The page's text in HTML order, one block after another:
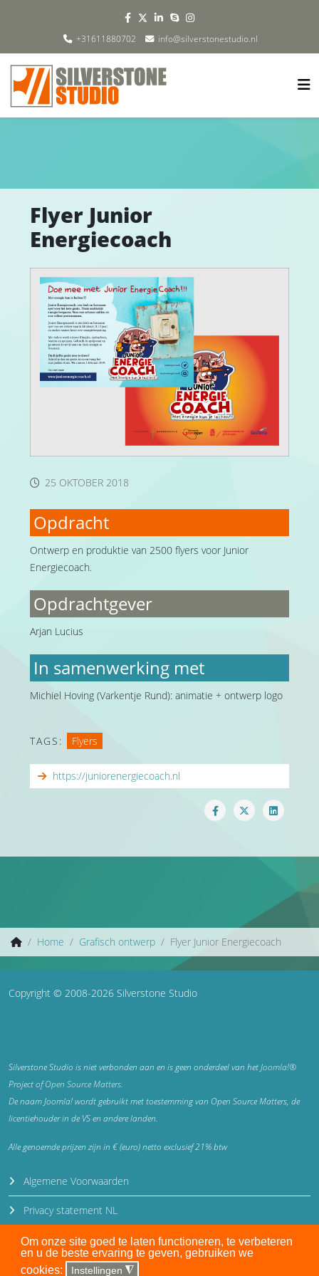
Om onze site goed te laten functioneren, te verbeteren
en u de beste ervaring te geven, gebruiken we
cookies:
Instellingen ◮
+31611880702 info@silverstonestudio.nl
Flyer Junior
Energiecoach
25 OKTOBER 2018
Opdracht
Ontwerp en produktie van 2500 flyers voor Junior
Energiecoach.
Opdrachtgever
Arjan Lucius
In samenwerking met
Michiel Hoving (Varkentje Rund): animatie + ontwerp logo
TAGS: Flyers
https://juniorenergiecoach.nl
Home Grafisch ontwerp Flyer Junior Energiecoach
Copyright © 2008-2026 Silverstone Studio
Silverstone Studio is niet verbonden aan en is geen onderdeel van hetJoomla!®
Project ofOpen Source Matters.
De naam Joomla! wordt gebruikt met toestemming van Open Source Matters, de
licentiehouder in de VS en andere landen.
Alle genoemde prijzen zijn in € (euro) netto exclusief 21% btw
Algemene Voorwaarden
Privacy statement NL
Privacy statement EN
Disclaimer